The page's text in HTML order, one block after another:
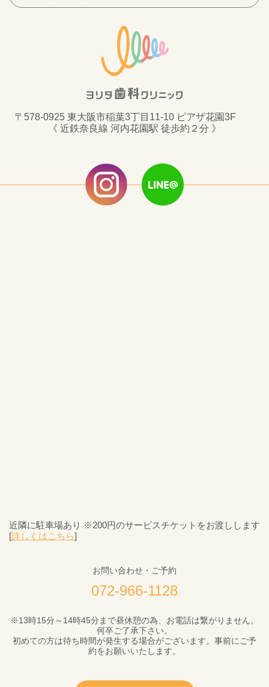
〒578-0925 東大阪市稲葉3丁目11-10 ピアザ花園3F
《 近鉄奈良線 河内花園駅 徒歩約２分 》
近隣に駐車場あり ※200円のサービスチケットをお渡しします
[詳しくはこちら]
お問い合わせ・ご予約
072-966-1128
※13時15分～14時45分まで昼休憩の為、お電話は繋がりません。
何卒ご了承下さい。
初めての方は待ち時間が発生する場合がございます。事前にご予
約をお願いいたします。